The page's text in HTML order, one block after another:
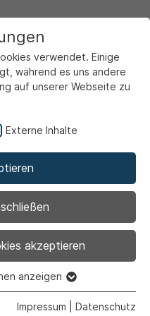
bis 1910
verwendet. Einige
während es uns andere
auf unserer Webseite zu
Externe Inhalte
akzeptieren
grundlegende Funktionen
anzeigen
Impressum Datenschutz